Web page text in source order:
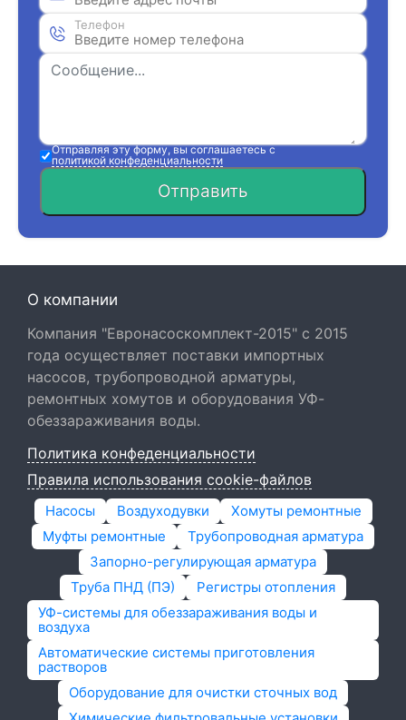
Телефон
Отправляя эту форму, вы соглашаетесь с
политикой конфеденциальности
Отправить
О компании
Компания "Евронасоскомплект-2015" с 2015
года осуществляет поставки импортных
насосов, трубопроводной арматуры,
ремонтных хомутов и оборудования УФ-
обеззараживания воды.
Политика конфеденциальности
Правила использования cookie-файлов
Насосы Воздуходувки
Хомуты ремонтные
Муфты ремонтные
Трубопроводная арматура
Запорно-регулирующая арматура
Труба ПНД (ПЭ)
Регистры отопления
УФ-системы для обеззараживания воды и
воздуха
Автоматические системы приготовления
растворов
Оборудование для очистки сточных вод